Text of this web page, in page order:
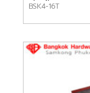
BSK4-16T